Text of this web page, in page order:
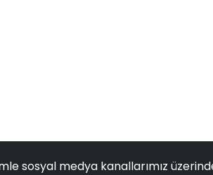
sosyal medya kanallarımız